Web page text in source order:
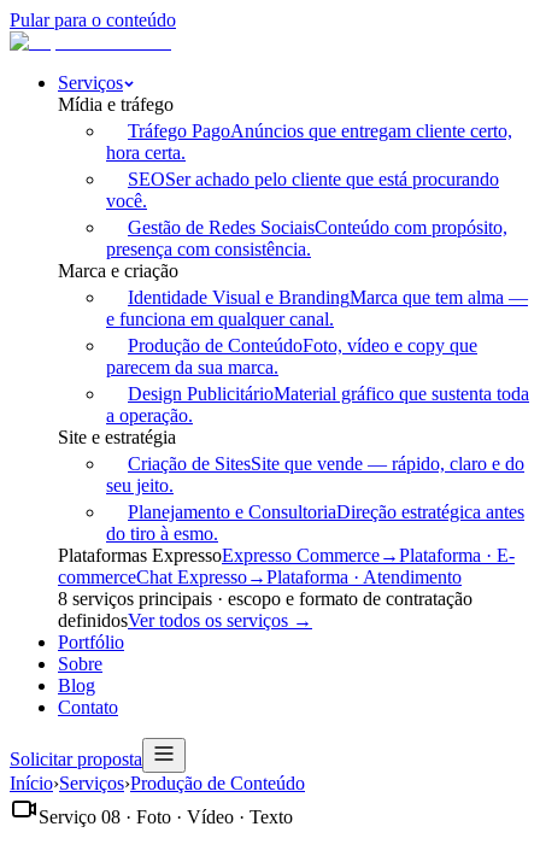
Pular para o conteúdo
Serviços
Mídia e tráfego
Tráfego PagoAnúncios que entregam cliente certo,
hora certa.
SEOSer achado pelo cliente que está procurando
você.
Gestão de Redes SociaisConteúdo com propósito,
presença com consistência.
Marca e criação
Identidade Visual e BrandingMarca que tem alma —
e funciona em qualquer canal.
Produção de ConteúdoFoto, vídeo e copy que
parecem da sua marca.
Design PublicitárioMaterial gráfico que sustenta toda
a operação.
Site e estratégia
Criação de SitesSite que vende — rápido, claro e do
seu jeito.
Planejamento e ConsultoriaDireção estratégica antes
do tiro à esmo.
Plataformas ExpressoExpresso Commerce→Plataforma · E-
commerceChat Expresso→Plataforma · Atendimento
8 serviços principais · escopo e formato de contratação
definidosVer todos os serviços →
Portfólio
Sobre
Blog
Contato
Solicitar proposta
Início›Serviços›Produção de Conteúdo
Serviço 08 · Foto · Vídeo · Texto